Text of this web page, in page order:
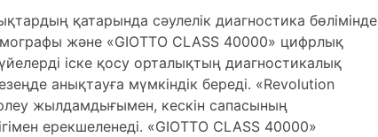
қатарында сәулелік диагностика бөлімінде
және «GIOTTO CLASS 40000» цифрлық
іске қосу орталықтың диагностикалық
анықтауға мүмкіндік береді. «Revolution
жылдамдығымен, кескін сапасының
ерекшеленеді. «GIOTTO CLASS 40000»